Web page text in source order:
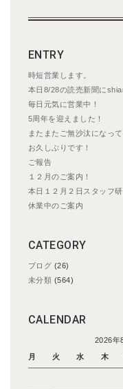
ENTRY
時短営業します。
本日8/28の読売新聞に
毎日元気に営業中！
5周年を迎えました！
またまたご無沙汰になっ
お久しぶりです！
ご報告
１２月のご案内！
本日１２月２日スタッフ
休業中のご案内
CATEGORY
ブログ (26)
未分類 (564)
CALENDAR
2026年
月
火 水 木